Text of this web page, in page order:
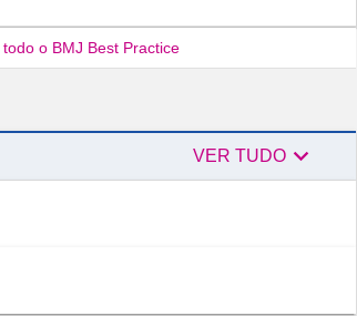
o BMJ Best Practice
VER TUDOAutores
